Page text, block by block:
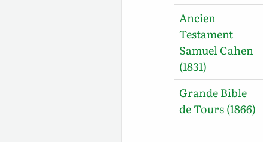
Ancien
Testament
Samuel Cahen
(1831)
Grande Bible
de Tours (1866)